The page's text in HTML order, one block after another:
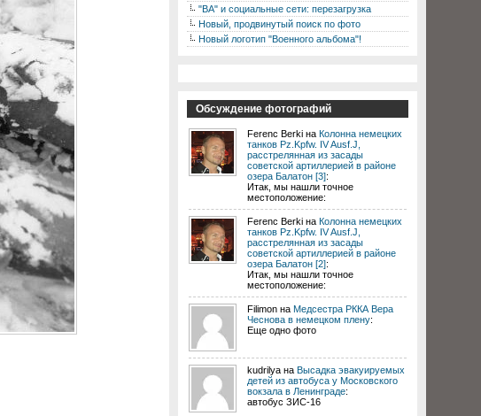
"ВА" и социальные сети: перезагрузка
Новый, продвинутый поиск по фото
Новый логотип "Военного альбома"!
Обсуждение фотографий
Ferenc Berki на Колонна немецких
танков Pz.Kpfw. IV Ausf.J,
расстрелянная из засады
советской артиллерией в районе
озера Балатон [3]:
Итак, мы нашли точное
местоположение:
Ferenc Berki на Колонна немецких
танков Pz.Kpfw. IV Ausf.J,
расстрелянная из засады
советской артиллерией в районе
озера Балатон [2]:
Итак, мы нашли точное
местоположение:
Filimon на Медсестра РККА Вера
Чеснова в немецком плену:
Еще одно фото
kudrilya на Высадка эвакуируемых
детей из автобуса у Московского
вокзала в Ленинграде:
автобус ЗИС-16